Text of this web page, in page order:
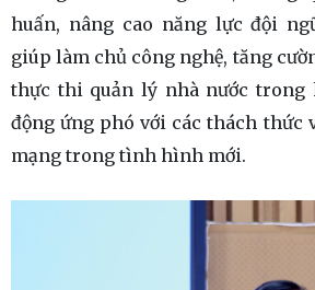
huấn, nâng cao năng lực đội
giúp làm chủ công nghệ, tăng
thực thi quản lý nhà nước trong
động ứng phó với các thách thức
mạng trong tình hình mới.